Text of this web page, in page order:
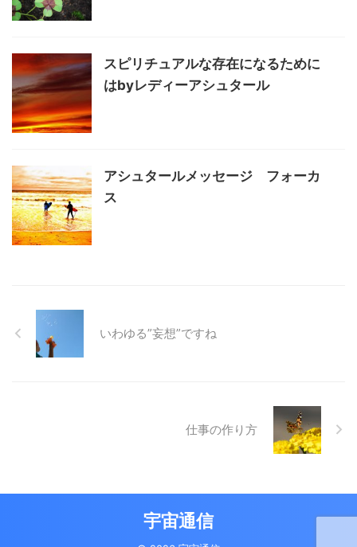
スピリチュアルな存在になるために
はbyレディーアシュタール
アシュタールメッセージ フォーカ
ス
いわゆる”妄想”ですね
仕事の作り方
宇宙通信